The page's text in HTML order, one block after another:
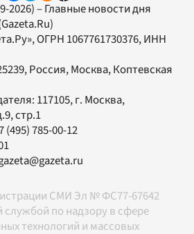
2026) – Главные новости дня
, ОГРН 1067761730376, ИНН
Россия, Москва, Коптевская
117105, г. Москва,
стр.1
(495) 785-00-12
СМИ Эл № ФС77-67642
по надзору в сфере
технологий и массовых